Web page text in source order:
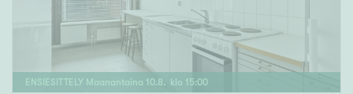
ENSIESITTELY Maanantaina 10.8. klo 15:00